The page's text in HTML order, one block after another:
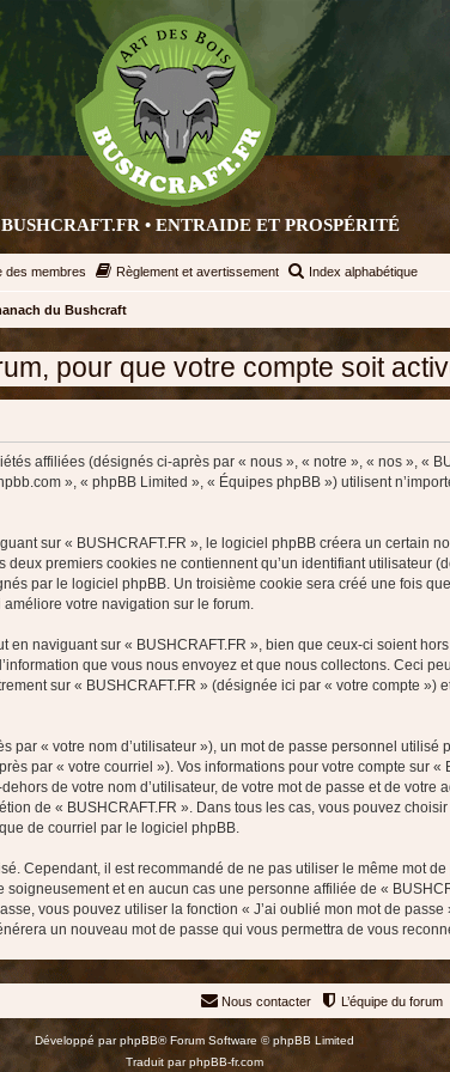
BUSHCRAFT.FR • ENTRAIDE ET PROSPÉRITÉ
des membres Règlement et avertissement Index alphabétique
du Bushcraft
que votre compte soit activé
affiliées (désignés ci-après par « nous », « notre », « nos », «
», « phpBB Limited », « Équipes phpBB ») utilisent
sur « BUSHCRAFT.FR », le logiciel phpBB créera un certain
premiers cookies ne contiennent qu’un identifiant utilisateur
par le logiciel phpBB. Un troisième cookie sera créé une fois
votre navigation sur le forum.
naviguant sur « BUSHCRAFT.FR », bien que ceux-ci soient
que vous nous envoyez et que nous collectons. Ceci
sur « BUSHCRAFT.FR » (désignée ici par « votre compte »)
« votre nom d’utilisateur »), un mot de passe personnel
par « votre courriel »). Vos informations pour votre compte sur
de votre nom d’utilisateur, de votre mot de passe et de votre
de « BUSHCRAFT.FR ». Dans tous les cas, vous pouvez
de courriel par le logiciel phpBB.
Cependant, il est recommandé de ne pas utiliser le même mot
et en aucun cas une personne affiliée de «
vous pouvez utiliser la fonction « J’ai oublié mon mot de
un nouveau mot de passe qui vous permettra de vous
L’équipe du forum
Nous contacter
Développé parphpBB® Forum Software © phpBB Limited
Traduit parphpBB-fr.com